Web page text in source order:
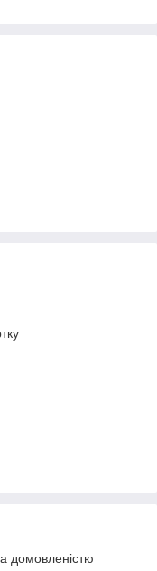
домовленістю